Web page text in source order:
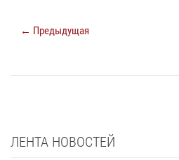
← Предыдущая
ЛЕНТА НОВОСТЕЙ